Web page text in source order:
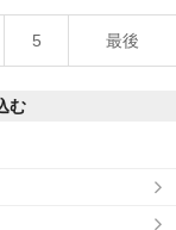
5 最後
む